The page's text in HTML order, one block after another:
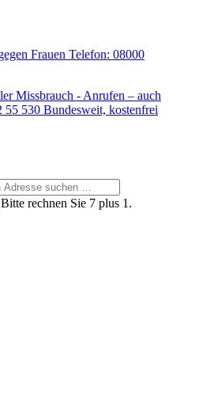
Bitte rechnen Sie 7 plus 1.